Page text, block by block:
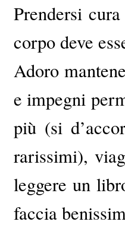
Prendersi
corpo deve
Adoro
e impegni
più (si
rarissimi),
leggere un
faccia